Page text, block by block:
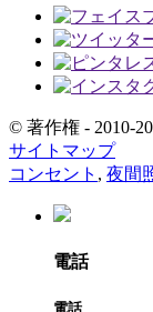
© 著作権 - 2010-
サイトマップ
コンセント , 夜間
電話
電話